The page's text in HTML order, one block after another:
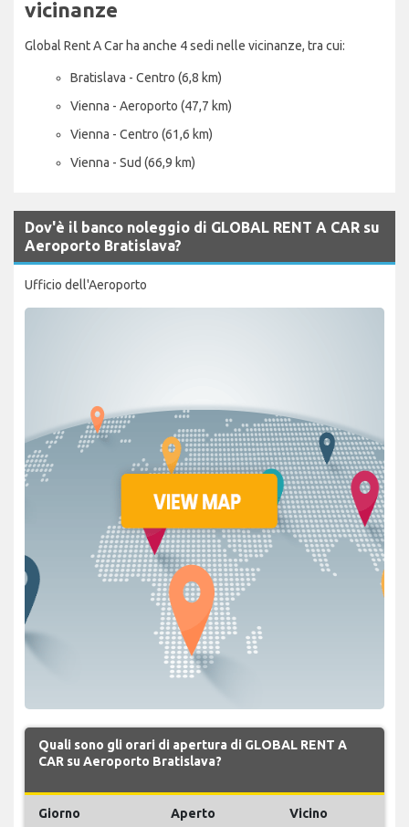
vicinanze
Global Rent A Car ha anche 4 sedi nelle vicinanze, tra cui:
Bratislava - Centro (6,8 km)
Vienna - Aeroporto (47,7 km)
Vienna - Centro (61,6 km)
Vienna - Sud (66,9 km)
Dov'è il banco noleggio di GLOBAL RENT A CAR su
Aeroporto Bratislava?
Ufficio dell'Aeroporto
Quali sono gli orari di apertura di GLOBAL RENT A
CAR su Aeroporto Bratislava?
Giorno Aperto Vicino